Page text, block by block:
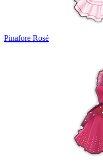
Pinafore Rosé